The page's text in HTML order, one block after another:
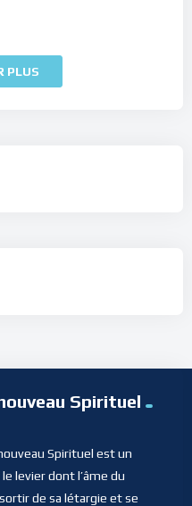
PLUS
Spirituel
Spirituel est un
levier dont l’âme du
de sa létargie et se